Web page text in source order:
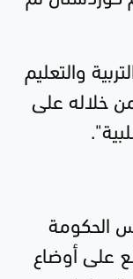
والتعليم
خلاله على
الحكومة
على أوضاع